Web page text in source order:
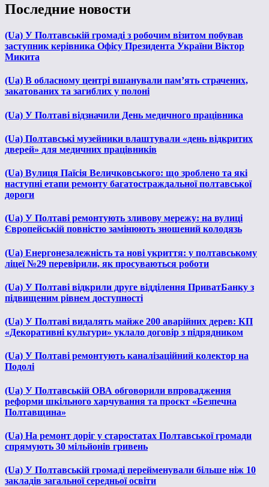
Последние новости
(Ua) У Полтавській громаді з робочим візитом побував
заступник керівника Офісу Президента України Віктор
Микита
(Ua) В обласному центрі вшанували пам’ять страчених,
закатованих та загиблих у полоні
(Ua) У Полтаві відзначили День медичного працівника
(Ua) Полтавські музейники влаштували «день відкритих
дверей» для медичних працівників
(Ua) Вулиця Паїсія Величковського: що зроблено та які
наступні етапи ремонту багатостраждальної полтавської
дороги
(Ua) У Полтаві ремонтують зливову мережу: на вулиці
Європейській повністю замінюють зношений колодязь
(Ua) Енергонезалежність та нові укриття: у полтавському
ліцеї №29 перевірили, як просуваються роботи
(Ua) У Полтаві відкрили друге відділення ПриватБанку з
підвищеним рівнем доступності
(Ua) У Полтаві видалять майже 200 аварійних дерев: КП
«Декоративні культури» уклало договір з підрядником
(Ua) У Полтаві ремонтують каналізаційний колектор на
Подолі
(Ua) У Полтавській ОВА обговорили впровадження
реформи шкільного харчування та проєкт «Безпечна
Полтавщина»
(Ua) На ремонт доріг у старостатах Полтавської громади
спрямують 30 мільйонів гривень
(Ua) У Полтавській громаді перейменували більше ніж 10
закладів загальної середньої освіти